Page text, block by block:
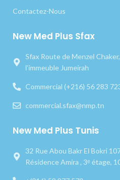
Contactez-Nous
New Med Plus Sfax
Sfax Route de Menzel
l’immeuble Jumeirah
Commercial (+216) 56 283
commercial.sfax@nmp.tn
New Med Plus Tunis
32 Rue Abou Bakr El Bokri
Résidence Amira , 3ᵉ étage,